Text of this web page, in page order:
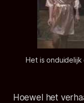
Het is
Hoewel het